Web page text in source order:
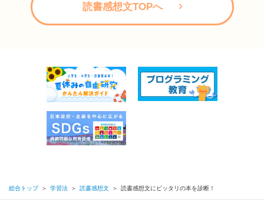
読書感想文TOPへ
総合トップ ＞ 学習法 ＞ 読書感想文 ＞ 読書感想文にピッタリの本を診断！